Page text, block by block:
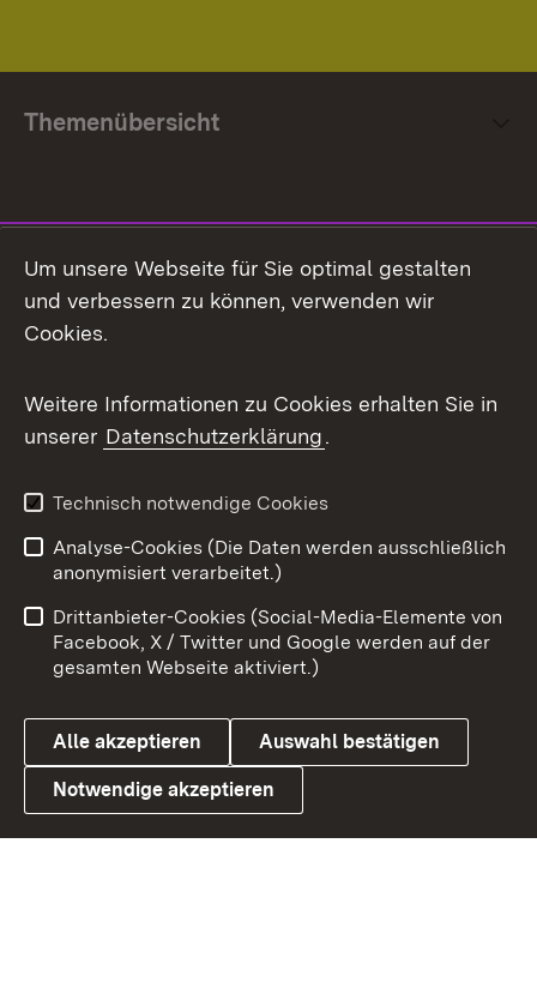
Themenübersicht
Facebook
X / Twitter
Youtube
Link zum Landesportal
Impressum
Kontakt
Barrierefreiheit
Datenschutz
Cookies
Um unsere Webseite für Sie optimal gestalten
und verbessern zu können, verwenden wir
Cookies.
Weitere Informationen zu Cookies erhalten Sie in
unserer Datenschutzerklärung.
Technisch notwendige Cookies
Analyse-Cookies (Die Daten werden ausschließlich
anonymisiert verarbeitet.)
Drittanbieter-Cookies (Social-Media-Elemente von
Facebook, X / Twitter und Google werden auf der
gesamten Webseite aktiviert.)
Alle akzeptieren Auswahl bestätigen
Notwendige akzeptieren